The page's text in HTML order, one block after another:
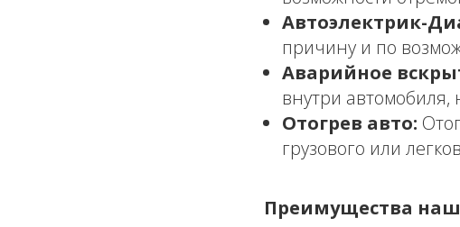
Автоэлектрик-
причину и по
Аварийное
внутри
Отогрев авто:
грузового или
Преимущества